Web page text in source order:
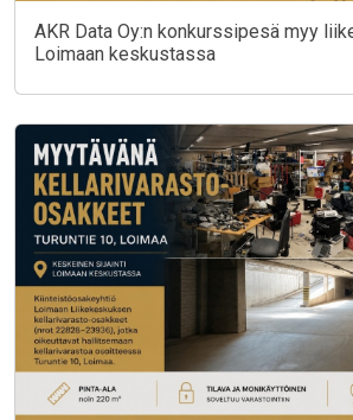
AKR Data Oy:n konkurssipesä myy
Loimaan keskustassa